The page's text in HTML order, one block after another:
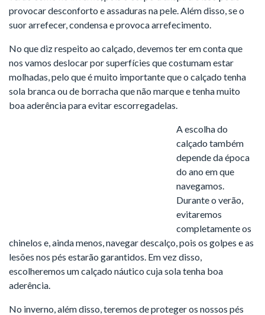
provocar desconforto e assaduras na pele. Além disso, se o
suor arrefecer, condensa e provoca arrefecimento.
No que diz respeito ao calçado, devemos ter em conta que
nos vamos deslocar por superfícies que costumam estar
molhadas, pelo que é muito importante que o calçado tenha
sola branca ou de borracha que não marque e tenha muito
boa aderência para evitar escorregadelas.
A escolha do
calçado também
depende da época
do ano em que
navegamos.
Durante o verão,
evitaremos
completamente os
chinelos e, ainda menos, navegar descalço, pois os golpes e as
lesões nos pés estarão garantidos. Em vez disso,
escolheremos um calçado náutico cuja sola tenha boa
aderência.
No inverno, além disso, teremos de proteger os nossos pés